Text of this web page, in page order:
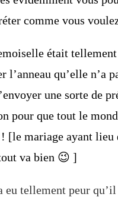
comme vous
était tellement
l’anneau qu’elle n’a
une sorte de
pour que tout le
[le mariage ayant lieu
va bien 😉 ]
tellement peur qu’il